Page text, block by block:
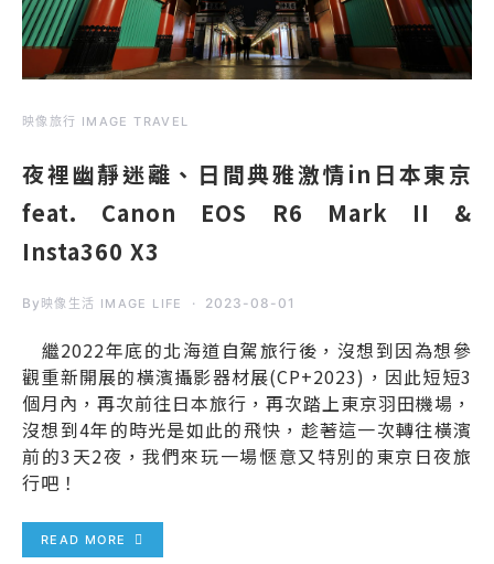
映像旅行 IMAGE TRAVEL
夜裡幽靜迷離、日間典雅激情in日本東京
feat. Canon EOS R6 Mark II &
Insta360 X3
By 映像生活 IMAGE LIFE 2023-08-01
繼2022年底的北海道自駕旅行後，沒想到因為想參
觀重新開展的橫濱攝影器材展(CP+2023)，因此短短3
個月內，再次前往日本旅行，再次踏上東京羽田機場，
沒想到4年的時光是如此的飛快，趁著這一次轉往橫濱
前的3天2夜，我們來玩一場愜意又特別的東京日夜旅
行吧！
READ MORE